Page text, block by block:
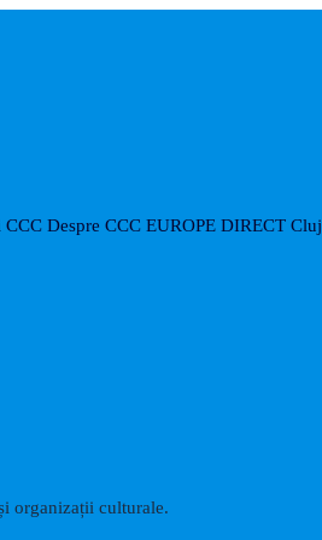
CCC Despre CCC EUROPE DIRECT Cluj
organizații culturale.